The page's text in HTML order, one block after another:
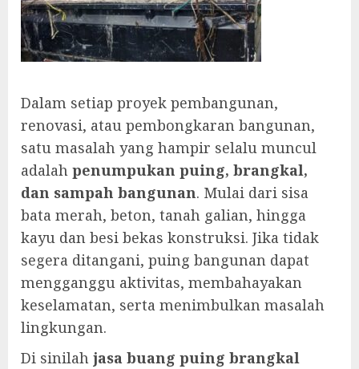
Dalam setiap proyek pembangunan,
renovasi, atau pembongkaran bangunan,
satu masalah yang hampir selalu muncul
adalah penumpukan puing, brangkal,
dan sampah bangunan. Mulai dari sisa
bata merah, beton, tanah galian, hingga
kayu dan besi bekas konstruksi. Jika tidak
segera ditangani, puing bangunan dapat
mengganggu aktivitas, membahayakan
keselamatan, serta menimbulkan masalah
lingkungan.
Di sinilah jasa buang puing brangkal